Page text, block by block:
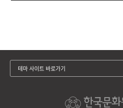
테마 사이트 바로가기